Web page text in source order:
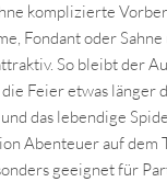
komplizierte
Fondant oder
So bleibt der
Feier etwas länger
das lebendige
Abenteuer auf dem
geeignet für